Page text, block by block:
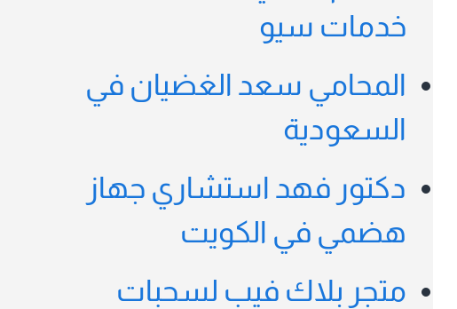
خدمات سيو
المحامي سعد الغضيان في
السعودية
دكتور فهد استشاري جهاز
هضمي في الكويت
متجر بلاك فيب لسحبات